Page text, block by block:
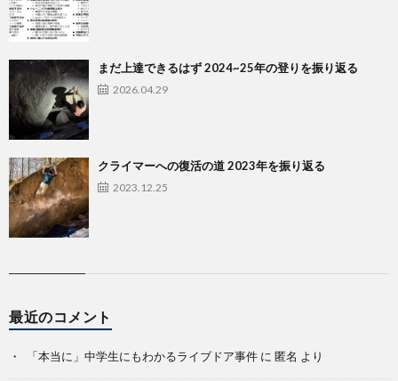
まだ上達できるはず 2024~25年の登りを振り返る
2026.04.29
クライマーへの復活の道 2023年を振り返る
2023.12.25
最近のコメント
「本当に」中学生にもわかるライブドア事件 に 匿名 より